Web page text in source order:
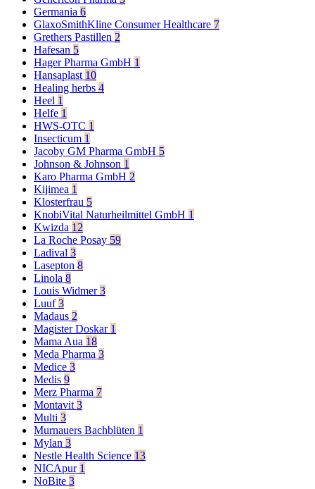
Germania 6
GlaxoSmithKline Consumer Healthcare 7
Grethers Pastillen 2
Hafesan 5
Hager Pharma GmbH 1
Hansaplast 10
Healing herbs 4
Heel 1
Helfe 1
HWS-OTC 1
Insecticum 1
Jacoby GM Pharma GmbH 5
Johnson & Johnson 1
Karo Pharma GmbH 2
Kijimea 1
Klosterfrau 5
KnobiVital Naturheilmittel GmbH 1
Kwizda 12
La Roche Posay 59
Ladival 3
Lasepton 8
Linola 8
Louis Widmer3
Luuf3
Madaus 2
Magister Doskar 1
Mama Aua 18
Meda Pharma 3
Medice 3
Medis 9
Merz Pharma 7
Montavit 3
Multi 3
Murnauers Bachblüten 1
Mylan 3
Nestle Health Science 13
NICApur 1
NoBite 3